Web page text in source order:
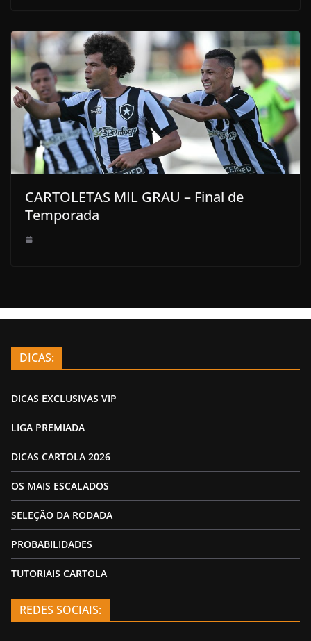
CARTOLETAS MIL GRAU – Final de
Temporada
DICAS:
DICAS EXCLUSIVAS VIP
LIGA PREMIADA
DICAS CARTOLA 2026
OS MAIS ESCALADOS
SELEÇÃO DA RODADA
PROBABILIDADES
TUTORIAIS CARTOLA
REDES SOCIAIS: